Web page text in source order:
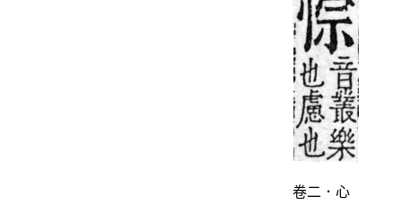
卷二．心